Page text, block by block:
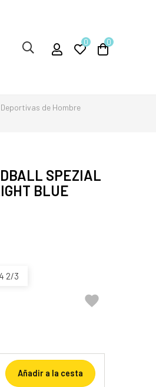
0 0
Deportivas de Hombre
SPEZIAL
BLUE
2/3

Añadir a la cesta